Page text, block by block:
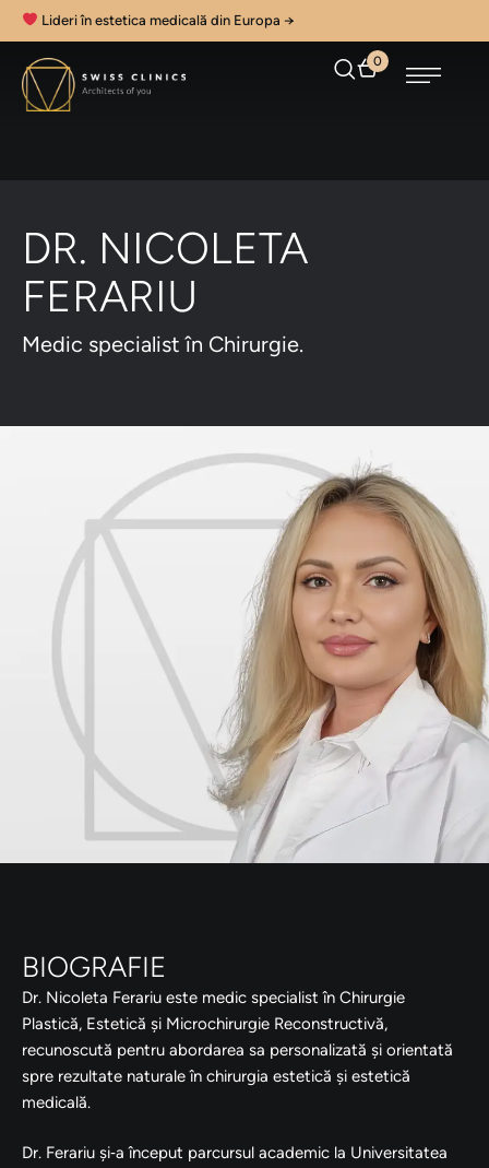
Lideri în estetica medicală din Europa →
0
DR. NICOLETA
FERARIU
Medic specialist în Chirurgie.
BIOGRAFIE
Dr. Nicoleta Ferariu este medic specialist în Chirurgie
Plastică, Estetică și Microchirurgie Reconstructivă,
recunoscută pentru abordarea sa personalizată și orientată
spre rezultate naturale în chirurgia estetică și estetică
medicală.
Dr. Ferariu și‑a început parcursul academic la Universitatea